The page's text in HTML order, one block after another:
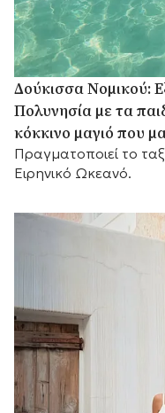
Δούκισσα Νομικού:
Πολυνησία με τα
κόκκινο μαγιό που
Πραγματοποιεί το
Ειρηνικό Ωκεανό.